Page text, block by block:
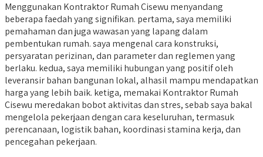
Menggunakan Kontraktor Rumah Cisewu menyandang
beberapa faedah yang signifikan. pertama, saya memiliki
pemahaman dan juga wawasan yang lapang dalam
pembentukan rumah. saya mengenal cara konstruksi,
persyaratan perizinan, dan parameter dan reglemen yang
berlaku. kedua, saya memiliki hubungan yang positif oleh
leveransir bahan bangunan lokal, alhasil mampu mendapatkan
harga yang lebih baik. ketiga, memakai Kontraktor Rumah
Cisewu meredakan bobot aktivitas dan stres, sebab saya bakal
mengelola pekerjaan dengan cara keseluruhan, termasuk
perencanaan, logistik bahan, koordinasi stamina kerja, dan
pencegahan pekerjaan.